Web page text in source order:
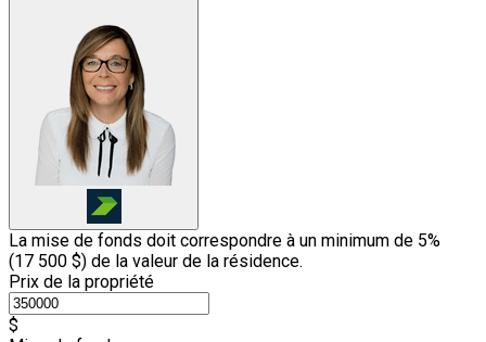
La mise de fonds doit correspondre à un minimum de 5%
(17 500 $) de la valeur de la résidence.
Prix de la propriété
$